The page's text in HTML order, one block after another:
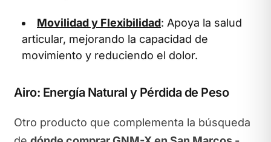
Movilidad y Flexibilidad: Apoya la salud
articular, mejorando la capacidad de
movimiento y reduciendo el dolor.
Airo: Energía Natural y Pérdida de Peso
Otro producto que complementa la búsqueda